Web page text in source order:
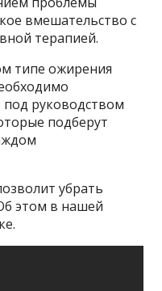
вмешательство с
терапией.
типе ожирения
руководством
подберут
убрать
этом в нашей